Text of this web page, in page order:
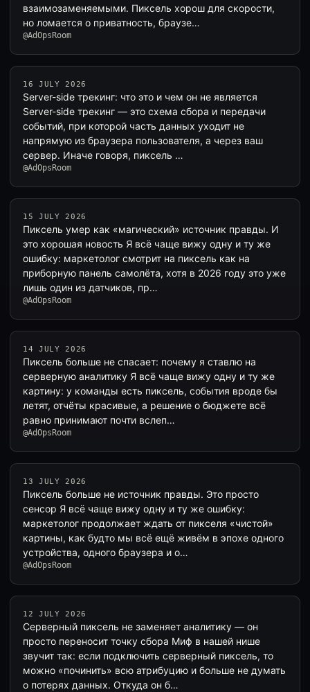
взаимозаменяемыми. Пиксель хорош для скорости,
но ломается о приватность, браузе…
@AdOpsRoom
16 JULY 2026
Server-side трекинг: что это и чем он не является
Server-side трекинг — это схема сбора и передачи
событий, при которой часть данных уходит не
напрямую из браузера пользователя, а через ваш
сервер. Иначе говоря, пиксель …
@AdOpsRoom
15 JULY 2026
Пиксель умер как «магический» источник правды. И
это хорошая новость Я всё чаще вижу одну и ту же
ошибку: маркетолог смотрит на пиксель как на
приборную панель самолёта, хотя в 2026 году это уже
лишь один из датчиков, пр…
@AdOpsRoom
14 JULY 2026
Пиксель больше не спасает: почему я ставлю на
серверную аналитику Я всё чаще вижу одну и ту же
картину: у команды есть пиксель, события вроде бы
летят, отчёты красивые, а решение о бюджете всё
равно принимают почти вслеп…
@AdOpsRoom
13 JULY 2026
Пиксель больше не источник правды. Это просто
сенсор Я всё чаще вижу одну и ту же ошибку:
маркетолог продолжает ждать от пикселя «чистой»
картины, как будто мы всё ещё живём в эпохе одного
устройства, одного браузера и о…
@AdOpsRoom
12 JULY 2026
Серверный пиксель не заменяет аналитику — он
просто переносит точку сбора Миф в нашей нише
звучит так: если подключить серверный пиксель, то
можно «починить» всю атрибуцию и больше не думать
о потерях данных. Откуда он б…